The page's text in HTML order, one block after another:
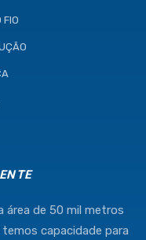
FIO
área de 50 mil metros
capacidade para